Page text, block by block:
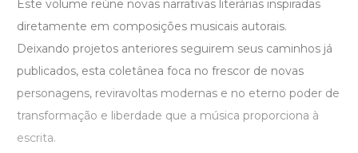
Este volume reúne novas narrativas literárias inspiradas
diretamente em composições musicais autorais.
Deixando projetos anteriores seguirem seus caminhos já
publicados, esta coletânea foca no frescor de novas
personagens, reviravoltas modernas e no eterno poder de
transformação e liberdade que a música proporciona à
escrita.